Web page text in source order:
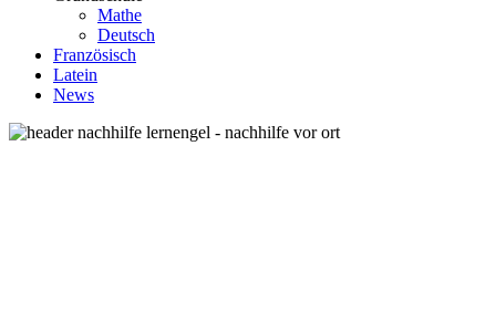
Damit
Lernen
Spaß
Mathe
Deutsch
Französisch
Latein
News